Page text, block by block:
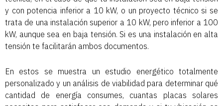
y con potencia inferior a 10 kW, o un proyecto técnico si se
trata de una instalación superior a 10 kW, pero inferior a 100
kW, aunque sea en baja tensión. Si es una instalación en alta
tensión te facilitarán ambos documentos.
En estos se muestra un estudio energético totalmente
personalizado y un análisis de viabilidad para determinar qué
cantidad de energía consumes, cuantas placas solares